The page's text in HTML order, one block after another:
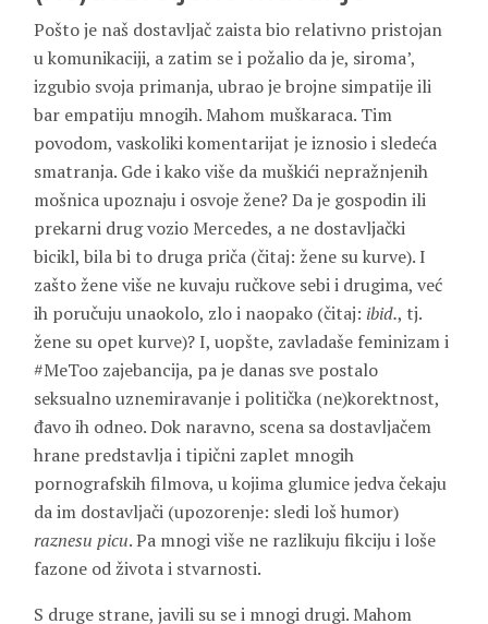
Pošto je naš dostavljač zaista bio relativno pristojan
u komunikaciji, a zatim se i požalio da je, siroma’,
izgubio svoja primanja, ubrao je brojne simpatije ili
bar empatiju mnogih. Mahom muškaraca. Tim
povodom, vaskoliki komentarijat je iznosio i sledeća
smatranja. Gde i kako više da muškići nepražnjenih
mošnica upoznaju i osvoje žene? Da je gospodin ili
prekarni drug vozio Mercedes, a ne dostavljački
bicikl, bila bi to druga priča (čitaj: žene su kurve). I
zašto žene više ne kuvaju ručkove sebi i drugima, već
ih poručuju unaokolo, zlo i naopako (čitaj: ibid., tj.
žene su opet kurve)? I, uopšte, zavladaše feminizam i
#MeToo zajebancija, pa je danas sve postalo
seksualno uznemiravanje i politička (ne)korektnost,
đavo ih odneo. Dok naravno, scena sa dostavljačem
hrane predstavlja i tipični zaplet mnogih
pornografskih filmova, u kojima glumice jedva čekaju
da im dostavljači (upozorenje: sledi loš humor)
raznesu picu. Pa mnogi više ne razlikuju fikciju i loše
fazone od života i stvarnosti.
S druge strane, javili su se i mnogi drugi. Mahom